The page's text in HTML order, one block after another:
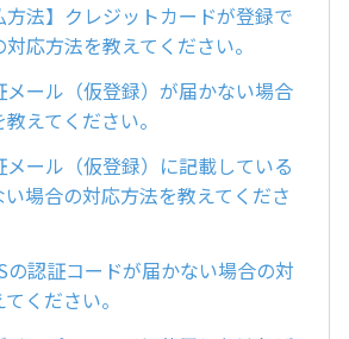
方法】クレジットカードが登録で
応方法を教えてください。
メール（仮登録）が届かない場合
えてください。
メール（仮登録）に記載している
場合の対応方法を教えてくださ
の認証コードが届かない場合の対
ください。